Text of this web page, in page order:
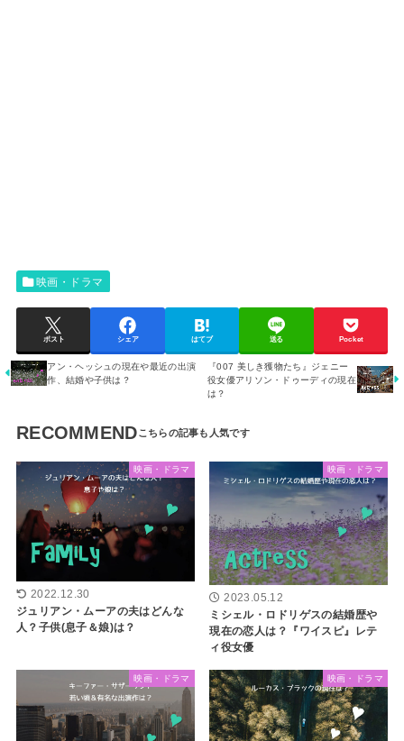
映画・ドラマ
ポスト シェア はてブ 送る Pocket
アン・ヘッシュの現在や最近の出演
作、結婚や子供は？
『007 美しき獲物たち』ジェニー
役女優アリソン・ドゥーディの現在
は？
RECOMMEND
映画・ドラマ
2022.12.30
ジュリアン・ムーアの夫はどんな
人？子供(息子＆娘)は？
映画・ドラマ
2023.05.12
ミシェル・ロドリゲスの結婚歴や
現在の恋人は？『ワイスピ』レテ
ィ役女優
映画・ドラマ 映画・ドラマ